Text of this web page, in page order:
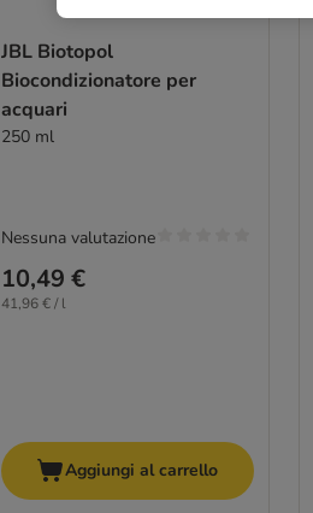
JBL Biotopol
Biocondizionatore per
acquari
250 ml
10,49 €
41,96 € / l
Nessuna valutazione
Aggiungi al carrello